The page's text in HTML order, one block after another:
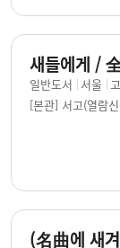
새들에게 /
일반도서 서울
[본관] 서고(열람